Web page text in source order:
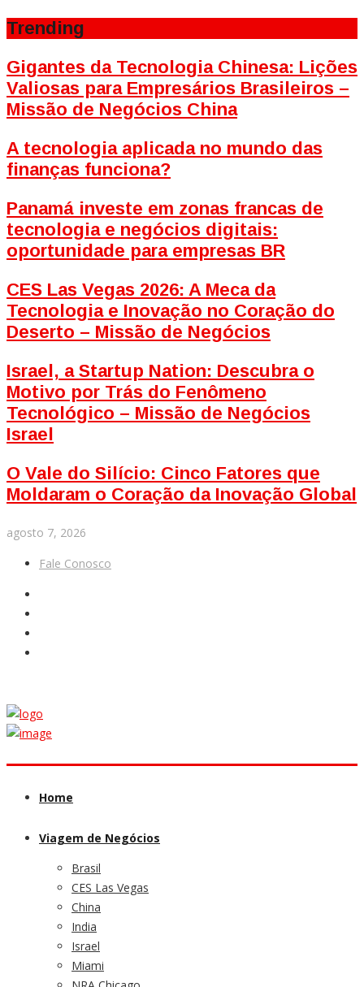
Trending
Gigantes da Tecnologia Chinesa: Lições
Valiosas para Empresários Brasileiros –
Missão de Negócios China
A tecnologia aplicada no mundo das
finanças funciona?
Panamá investe em zonas francas de
tecnologia e negócios digitais:
oportunidade para empresas BR
CES Las Vegas 2026: A Meca da
Tecnologia e Inovação no Coração do
Deserto – Missão de Negócios
Israel, a Startup Nation: Descubra o
Motivo por Trás do Fenômeno
Tecnológico – Missão de Negócios
Israel
O Vale do Silício: Cinco Fatores que
Moldaram o Coração da Inovação Global
agosto 7, 2026
Fale Conosco
Home
Viagem de Negócios
Brasil
CES Las Vegas
China
India
Israel
Miami